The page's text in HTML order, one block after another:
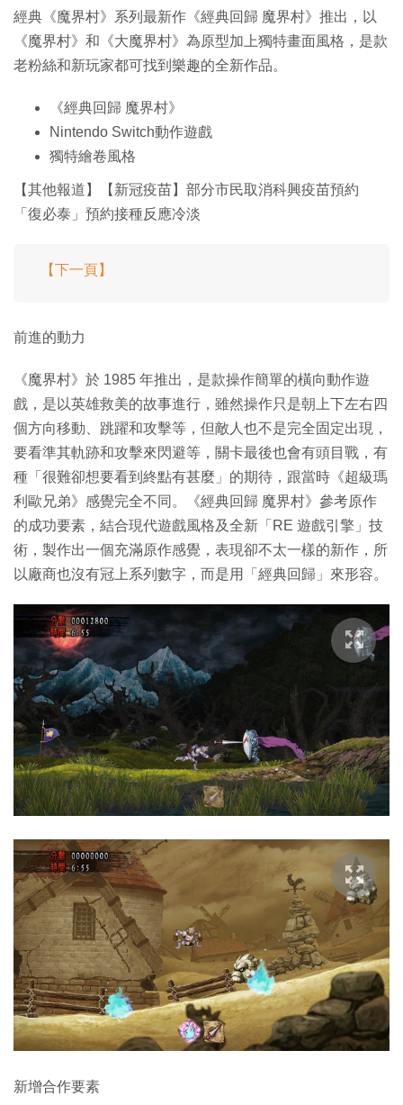
經典《魔界村》系列最新作《經典回歸 魔界村》推出，以
《魔界村》和《大魔界村》為原型加上獨特畫面風格，是款
老粉絲和新玩家都可找到樂趣的全新作品。
《經典回歸 魔界村》
Nintendo Switch動作遊戲
獨特繪卷風格
【其他報道】【新冠疫苗】部分市民取消科興疫苗預約
「復必泰」預約接種反應冷淡
【下一頁】
前進的動力
《魔界村》於 1985 年推出，是款操作簡單的橫向動作遊
戲，是以英雄救美的故事進行，雖然操作只是朝上下左右四
個方向移動、跳躍和攻擊等，但敵人也不是完全固定出現，
要看準其軌跡和攻擊來閃避等，關卡最後也會有頭目戰，有
種「很難卻想要看到終點有甚麼」的期待，跟當時《超級瑪
利歐兄弟》感覺完全不同。《經典回歸 魔界村》參考原作
的成功要素，結合現代遊戲風格及全新「RE 遊戲引擎」技
術，製作出一個充滿原作感覺，表現卻不太一樣的新作，所
以廠商也沒有冠上系列數字，而是用「經典回歸」來形容。
新增合作要素